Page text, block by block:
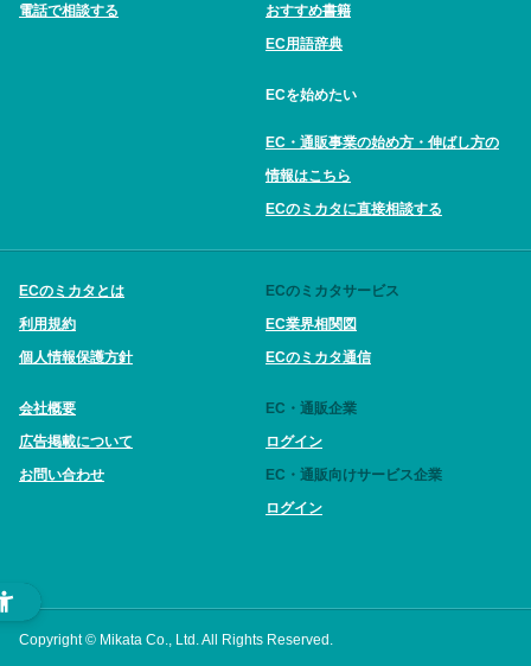
電話で相談する
おすすめ書籍
EC用語辞典
ECを始めたい
EC・通販事業の始め方・伸ばし方の
情報はこちら
ECのミカタに直接相談する
ECのミカタとは
利用規約
個人情報保護方針
会社概要
広告掲載について
お問い合わせ
ECのミカタサービス
EC業界相関図
ECのミカタ通信
EC・通販企業
ログイン
EC・通販向けサービス企業
ログイン
Copyright © Mikata Co., Ltd. All Rights Reserved.